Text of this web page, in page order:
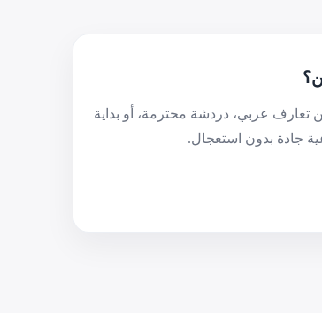
عربي، دردشة محترمة، أو بداية
جادة بدون استعجال.